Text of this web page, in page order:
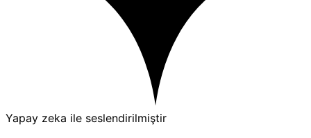
Yapay zeka ile seslendirilmiştir